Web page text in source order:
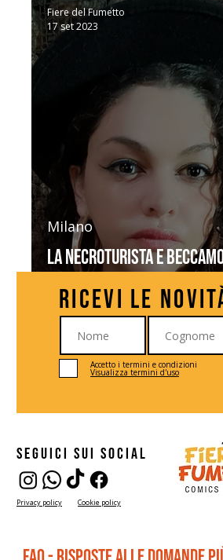
La Necroturista e
Fiere del Fumetto a
Comics&Games
Milano
Fiere del Fumetto
17 set 2023
Ricevi le
Accetto i termini e condizioni
Visualizza termini d'uso
seguici sui social
Privacy policy Cookie policy